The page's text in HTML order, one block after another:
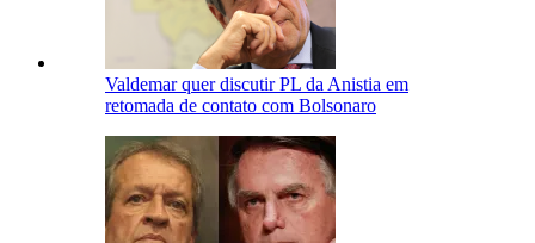
Valdemar quer discutir PL da Anistia em
retomada de contato com Bolsonaro